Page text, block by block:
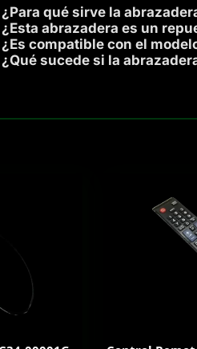
¿Para qué sirve la
¿Esta abrazadera es un
¿Es compatible con el
¿Qué sucede si la